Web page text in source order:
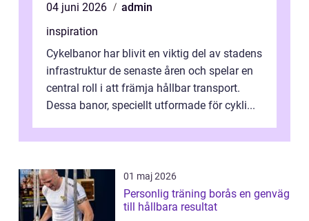
04 juni 2026
admin
inspiration
Cykelbanor har blivit en viktig del av stadens
infrastruktur de senaste åren och spelar en
central roll i att främja hållbar transport.
Dessa banor, speciellt utformade för cykli...
01 maj 2026
Personlig träning borås en genväg
till hållbara resultat